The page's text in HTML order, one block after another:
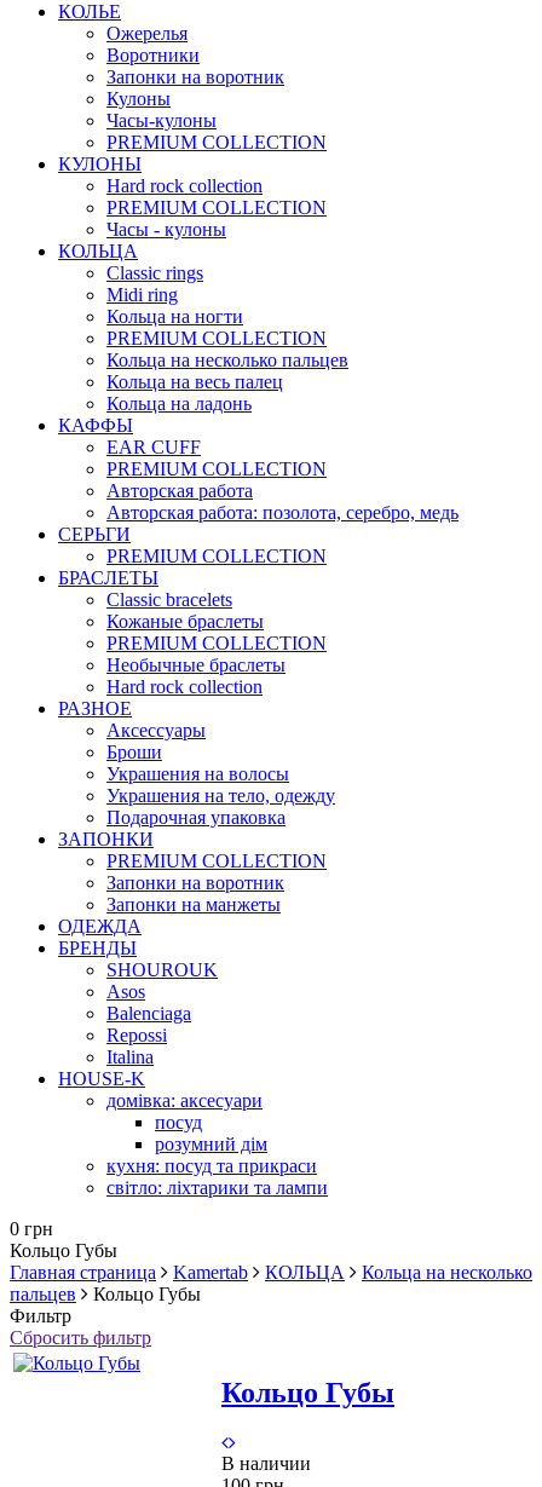
КОЛЬЕ
Ожерелья
Воротники
Запонки на воротник
Кулоны
Часы-кулоны
PREMIUM COLLECTION
КУЛОНЫ
Hard rock collection
PREMIUM COLLECTION
Часы - кулоны
КОЛЬЦА
Classic rings
Midi ring
Кольца на ногти
PREMIUM COLLECTION
Кольца на несколько пальцев
Кольца на весь палец
Кольца на ладонь
КАФФЫ
EAR CUFF
PREMIUM COLLECTION
Авторская работа
Авторская работа: позолота, серебро, медь
СЕРЬГИ
PREMIUM COLLECTION
БРАСЛЕТЫ
Classic bracelets
Кожаные браслеты
PREMIUM COLLECTION
Необычные браслеты
Hard rock collection
РАЗНОЕ
Аксессуары
Броши
Украшения на волосы
Украшения на тело, одежду
Подарочная упаковка
ЗАПОНКИ
PREMIUM COLLECTION
Запонки на воротник
Запонки на манжеты
ОДЕЖДА
БРЕНДЫ
SHOUROUK
Asos
Balenciaga
Repossi
Italina
HOUSE-K
домівка: аксесуари
посуд
розумний дім
кухня: посуд та прикраси
світло: ліхтарики та лампи
0 грн
Кольцо Губы
Главная страница
Kamertab КОЛЬЦА
Кольца на несколько
пальцев
Кольцо Губы
Фильтр
Сбросить фильтр
Кольцо Губы
В наличии